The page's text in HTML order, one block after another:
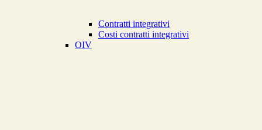
Contratti integrativi
Costi contratti integrativi
OIV